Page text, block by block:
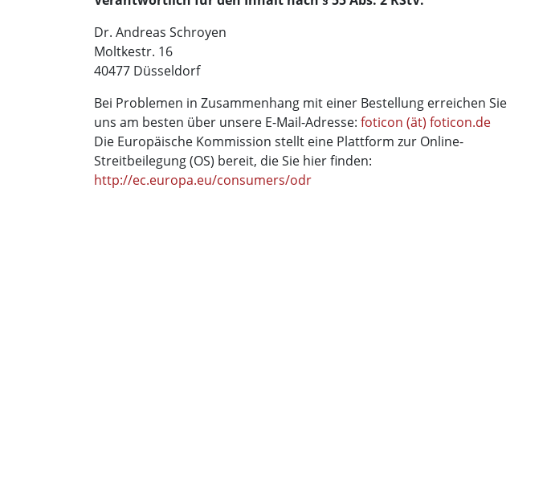
Dr. Andreas Schroyen
Moltkestr. 16
40477 Düsseldorf
Bei Problemen in Zusammenhang mit einer Bestellung erreichen Sie
uns am besten über unsere E-Mail-Adresse: foticon (ät) foticon.de
Die Europäische Kommission stellt eine Plattform zur Online-
Streitbeilegung (OS) bereit, die Sie hier finden:
http://ec.europa.eu/consumers/odr